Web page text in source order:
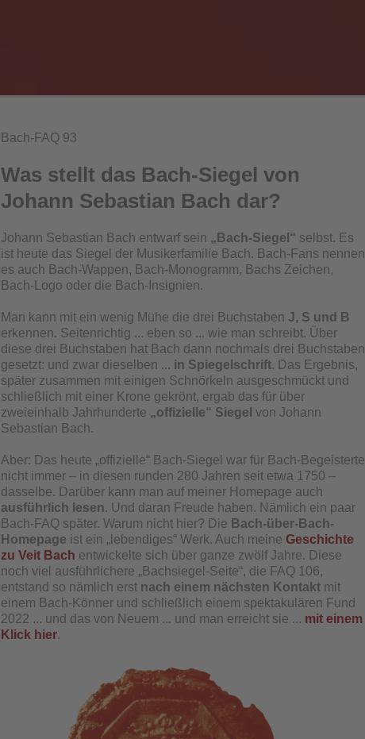
Bach-FAQ 93
Was stellt das Bach-Siegel von
Johann Sebastian Bach dar?
Johann Sebastian Bach entwarf sein „Bach-Siegel“ selbst. Es
ist heute das Siegel der Musikerfamilie Bach. Bach-Fans nennen
es auch Bach-Wappen, Bach-Monogramm, Bachs Zeichen,
Bach-Logo oder die Bach-Insignien.
Man kann mit ein wenig Mühe die drei Buchstaben J, S und B
erkennen. Seitenrichtig ... eben so ... wie man schreibt. Über
diese drei Buchstaben hat Bach dann nochmals drei Buchstaben
gesetzt: und zwar dieselben ... in Spiegelschrift. Das Ergebnis,
später zusammen mit einigen Schnörkeln ausgeschmückt und
schließlich mit einer Krone gekrönt, ergab das für über
zweieinhalb Jahrhunderte „offizielle“ Siegel von Johann
Sebastian Bach.
Aber: Das heute „offizielle“ Bach-Siegel war für Bach-Begeisterte
nicht immer – in diesen runden 280 Jahren seit etwa 1750 –
dasselbe. Darüber kann man auf meiner Homepage auch
ausführlich lesen. Und daran Freude haben. Nämlich ein paar
Bach-FAQ später. Warum nicht hier? Die Bach-über-Bach-
Homepage ist ein „lebendiges“ Werk. Auch meineGeschichte
zu Veit Bach entwickelte sich über ganze zwölf Jahre. Diese
noch viel ausführlichere „Bachsiegel-Seite“, die FAQ 106,
entstand so nämlich erst nach einem nächsten Kontakt mit
einem Bach-Könner und schließlich einem spektakulären Fund
2022 ... und das von Neuem ... und man erreicht sie ... mit einem
Klick hier.